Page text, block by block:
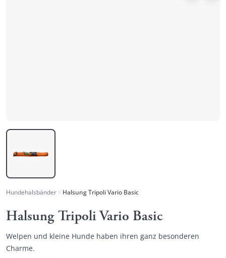
Hundehalsbänder Halsung Tripoli Vario Basic
Halsung Tripoli Vario Basic
Welpen und kleine Hunde haben ihren ganz besonderen
Charme.